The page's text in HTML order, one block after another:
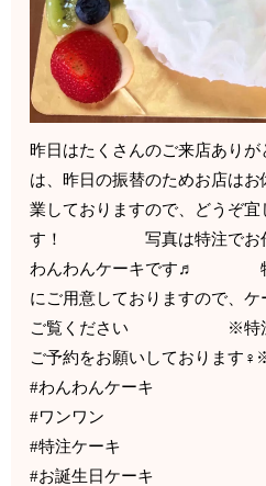
昨日はたくさんのご来店あり
は、昨日の振替のためお店は
業しておりますので、どうぞ宜
す！ 写真は特注でお作り
わんわんケーキです♬ 特
にご用意しておりますので、
ご覧ください ※特注ケ
ご予約をお願いしてお
#わんわんケーキ
#ワンワン
#特注ケーキ
#お誕生日ケーキ